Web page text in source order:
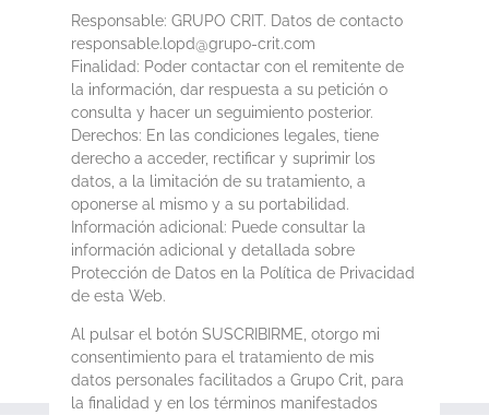
Responsable: GRUPO CRIT. Datos de contacto
responsable.lopd@grupo-crit.com
Finalidad: Poder contactar con el remitente de
la información, dar respuesta a su petición o
consulta y hacer un seguimiento posterior.
Derechos: En las condiciones legales, tiene
derecho a acceder, rectificar y suprimir los
datos, a la limitación de su tratamiento, a
oponerse al mismo y a su portabilidad.
Información adicional: Puede consultar la
información adicional y detallada sobre
Protección de Datos en la Política de Privacidad
de esta Web.
Al pulsar el botón SUSCRIBIRME, otorgo mi
consentimiento para el tratamiento de mis
datos personales facilitados a Grupo Crit, para
la finalidad y en los términos manifestados